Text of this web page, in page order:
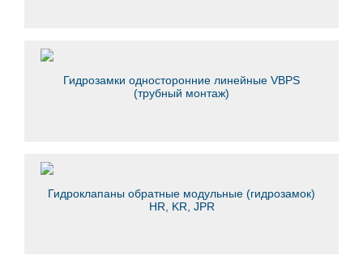
Гидрозамки односторонние линейные VBPS
(трубный монтаж)
Гидроклапаны обратные модульные (гидрозамок)
HR, KR, JPR